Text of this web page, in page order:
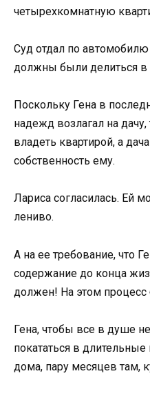
четырехкомнатную
Суд отдал по автомобилю
должны были делиться в
Поскольку Гена в
надежд возлагал на
владеть квартирой, а
собственность ему.
Лариса согласилась. Ей
лениво.
А на ее требование, что
содержание до конца
должен! На этом
Гена, чтобы все в душе
покататься в
дома, пару месяцев там,